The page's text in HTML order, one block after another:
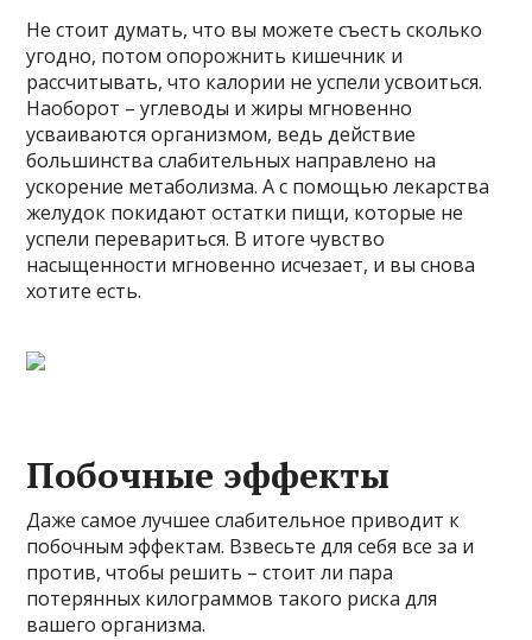
Не стоит думать, что вы можете съесть сколько
угодно, потом опорожнить кишечник и
рассчитывать, что калории не успели усвоиться.
Наоборот – углеводы и жиры мгновенно
усваиваются организмом, ведь действие
большинства слабительных направлено на
ускорение метаболизма. А с помощью лекарства
желудок покидают остатки пищи, которые не
успели перевариться. В итоге чувство
насыщенности мгновенно исчезает, и вы снова
хотите есть.
Побочные эффекты
Даже самое лучшее слабительное приводит к
побочным эффектам. Взвесьте для себя все за и
против, чтобы решить – стоит ли пара
потерянных килограммов такого риска для
вашего организма.